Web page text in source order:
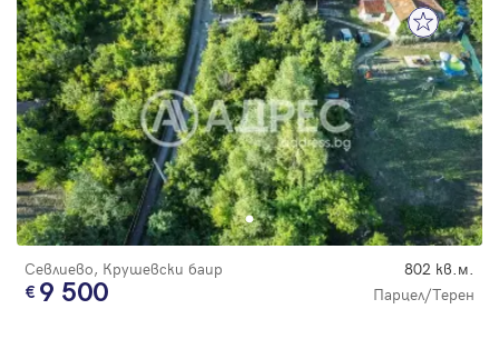
Севлиево, Крушевски баир 802 кв.м.
9 500 Парцел/Терен